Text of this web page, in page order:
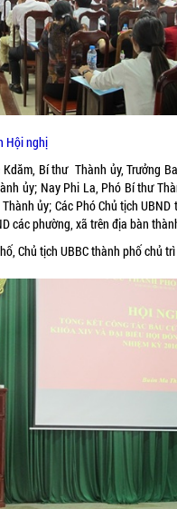
Hội nghị
Bí thư Thành ủy, Trưởng
ủy; Nay Phi La, Phó Bí thư
ủy; Các Phó Chủ tịch UBND
các phường, xã trên địa bàn
Chủ tịch UBBC thành phố chủ